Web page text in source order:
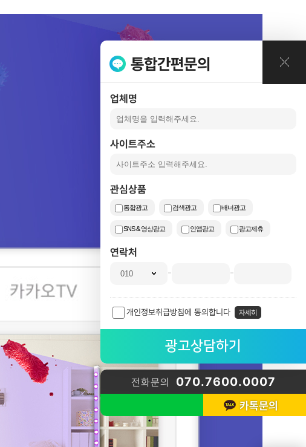
통합간편문의
업체명
사이트주소
관심상품
통합광고 검색광고 배너광고
SNS & 영상광고 인앱광고 광고제휴
연락처
- -
개인정보취급방침에 동의합니다 자세히
전화문의 070.7600.0007
카톡문의